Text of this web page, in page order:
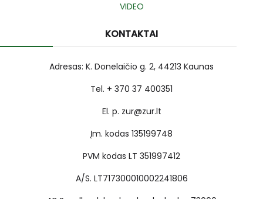
VIDEO
KONTAKTAI
Adresas: K. Donelaičio g. 2, 44213 Kaunas
Tel. + 370 37 400351
El. p. zur@zur.lt
Įm. kodas 135199748
PVM kodas LT 351997412
A/S. LT717300010002241806